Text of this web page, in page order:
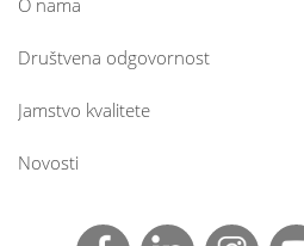
O nama
Društvena odgovornost
Jamstvo kvalitete
Novosti